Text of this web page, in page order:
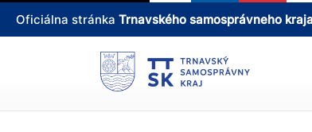
Oficiálna stránka Trnavského samosprávneho